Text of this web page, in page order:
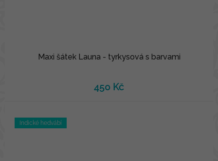
Maxi šátek Launa - tyrkysová s barvami
450 Kč
Indické hedvábí